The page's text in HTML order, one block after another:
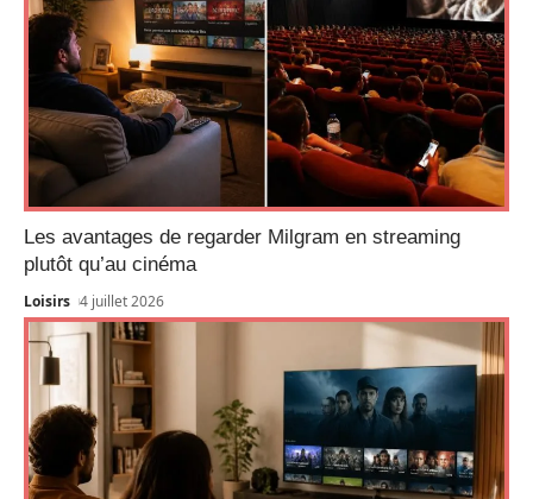
Les avantages de regarder Milgram en streaming
plutôt qu’au cinéma
Loisirs 4 juillet 2026